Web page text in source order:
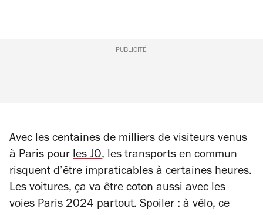
PUBLICITÉ
Avec les centaines de milliers de visiteurs venus
à Paris pour les JO, les transports en commun
risquent d’être impraticables à certaines heures.
Les voitures, ça va être coton aussi avec les
voies Paris 2024 partout. Spoiler : à vélo, ce